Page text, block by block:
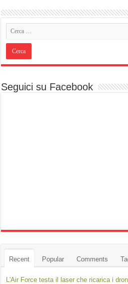
Seguici su Facebook
Recent Popular Comments
L'Air Force testa il laser che ricarica i